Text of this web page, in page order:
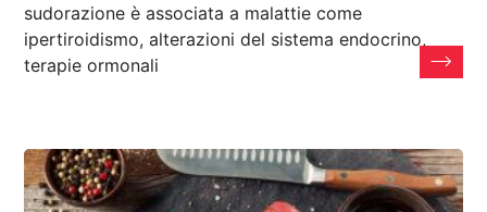
sudorazione è associata a malattie come
ipertiroidismo, alterazioni del sistema endocrino,
terapie ormonali